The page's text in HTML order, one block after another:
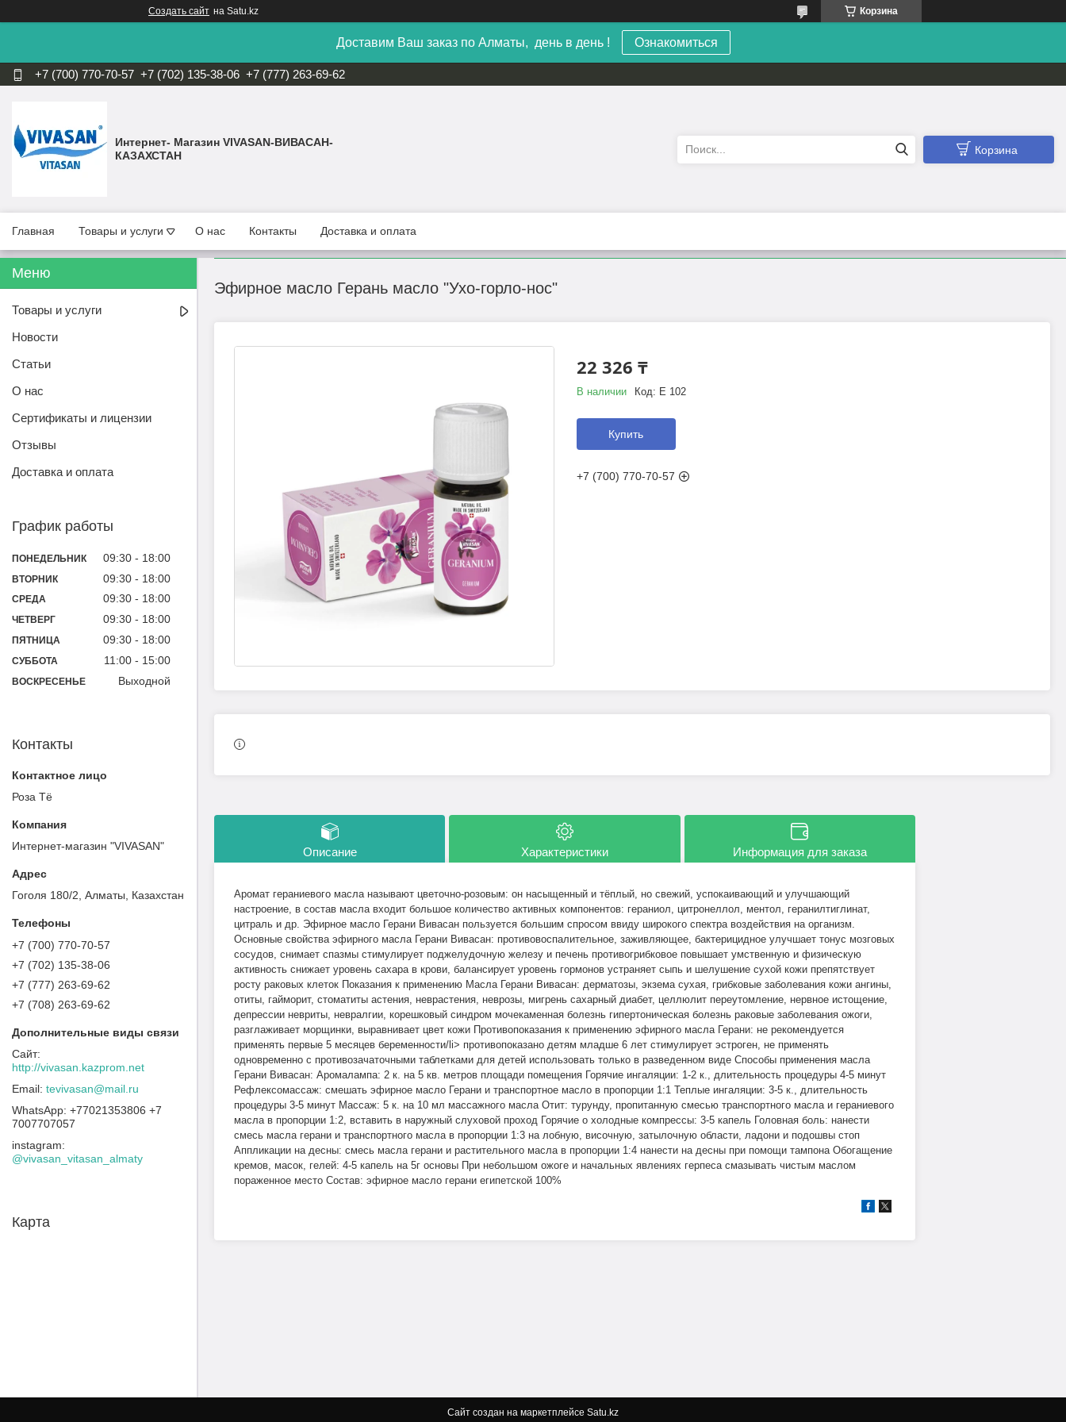
Создать сайт на Satu.kz Корзина
Доставим Ваш заказ по Алматы, день в день ! Ознакомиться
+7 (700) 770-70-57 +7 (702) 135-38-06 +7 (777) 263-69-62
Интернет- Магазин VIVASAN-ВИВАСАН-
КАЗАХСТАН
Корзина
Главная Товары и услуги О нас Контакты Доставка и оплата
Эфирное масло Герань масло "Ухо-горло-нос"
22 326 ₸
В наличии Код: Е 102
Купить
+7 (700) 770-70-57
Описание Характеристики Информация для заказа
Аромат гераниевого масла называют цветочно-розовым: он насыщенный и тёплый, но свежий, успокаивающий и улучшающий
настроение, в состав масла входит большое количество активных компонентов: гераниол, цитронеллол, ментол, геранилтиглинат,
цитраль и др. Эфирное масло Герани Вивасан пользуется большим спросом ввиду широкого спектра воздействия на организм.
Основные свойства эфирного масла Герани Вивасан: противовоспалительное, заживляющее, бактерицидное улучшает тонус мозговых
сосудов, снимает спазмы стимулирует поджелудочную железу и печень противогрибковое повышает умственную и физическую
активность снижает уровень сахара в крови, балансирует уровень гормонов устраняет сыпь и шелушение сухой кожи препятствует
росту раковых клеток Показания к применению Масла Герани Вивасан: дерматозы, экзема сухая, грибковые заболевания кожи ангины,
отиты, гайморит, стоматиты астения, неврастения, неврозы, мигрень сахарный диабет, целлюлит переутомление, нервное истощение,
депрессии невриты, невралгии, корешковый синдром мочекаменная болезнь гипертоническая болезнь раковые заболевания ожоги,
разглаживает морщинки, выравнивает цвет кожи Противопоказания к применению эфирного масла Герани: не рекомендуется
применять первые 5 месяцев беременности/li> противопоказано детям младше 6 лет стимулирует эстроген, не применять
одновременно с противозачаточными таблетками для детей использовать только в разведенном виде Способы применения масла
Герани Вивасан: Аромалампа: 2 к. на 5 кв. метров площади помещения Горячие ингаляции: 1-2 к., длительность процедуры 4-5 минут
Рефлексомассаж: смешать эфирное масло Герани и транспортное масло в пропорции 1:1 Теплые ингаляции: 3-5 к., длительность
процедуры 3-5 минут Массаж: 5 к. на 10 мл массажного масла Отит: турунду, пропитанную смесью транспортного масла и гераниевого
масла в пропорции 1:2, вставить в наружный слуховой проход Горячие о холодные компрессы: 3-5 капель Головная боль: нанести
смесь масла герани и транспортного масла в пропорции 1:3 на лобную, височную, затылочную области, ладони и подошвы стоп
Аппликации на десны: смесь масла герани и растительного масла в пропорции 1:4 нанести на десны при помощи тампона Обогащение
кремов, масок, гелей: 4-5 капель на 5г основы При небольшом ожоге и начальных явлениях герпеса смазывать чистым маслом
пораженное место Состав: эфирное масло герани египетской 100%
Товары и услуги
Новости
Статьи
О нас
Сертификаты и лицензии
Отзывы
Доставка и оплата
График работы
ПОНЕДЕЛЬНИК 09:30 18:00
ВТОРНИК 09:30 18:00
СРЕДА 09:30 18:00
ЧЕТВЕРГ 09:30 18:00
ПЯТНИЦА 09:30 18:00
СУББОТА 11:00 15:00
ВОСКРЕСЕНЬЕ Выходной
Контакты
Роза Тё
Интернет-магазин "VIVASAN"
Гоголя 180/2, Алматы, Казахстан
+7 (700) 770-70-57
+7 (702) 135-38-06
+7 (777) 263-69-62
+7 (708) 263-69-62
http://vivasan.kazprom.net
tevivasan@mail.ru
+77021353806 +7
7007707057
instagram
@vivasan_vitasan_almaty
Карта
Сайт создан на маркетплейсе Satu.kz